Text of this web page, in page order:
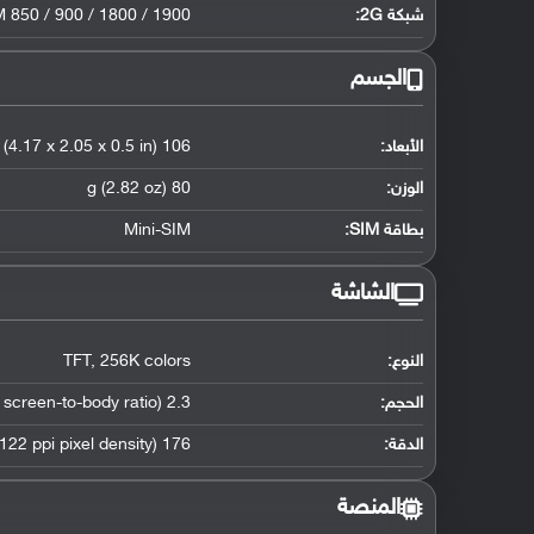
شبكة 2G: 850 / 900 / 1800 / 1900
الجسم
الأبعاد: 106 x 52 x 12.7 mm (4.17 x 2.05 x 0.5 in)
الوزن: 80 g (2.82 oz)
بطاقة SIM: Mini-SIM
الشاشة
النوع: TFT, 256K colors
الحجم: 2.3 inches (~30.2% screen-to-body ratio)
الدقة: 176 x 220 pixels (~122 ppi pixel density)
المنصة